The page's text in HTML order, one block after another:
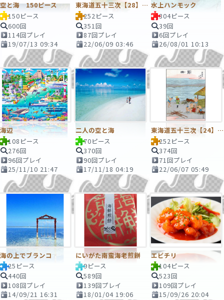
空と海 150ピース
150ピース
600回
114回プレイ
19/07/13 09:34
東海道五十三次【28】袋井
252ピース
351回
87回プレイ
22/06/09 03:46
水上ハンモック
304ピース
39回
6回プレイ
26/08/01 10:13
海辺
108ピース
276回
96回プレイ
25/11/10 21:47
二人の空と海
70ピース
370回
90回プレイ
17/11/18 04:19
東海道五十三次【24】島田
252ピース
374回
71回プレイ
22/06/07 05:49
海の上でブランコ
25ピース
440回
108回プレイ
14/09/21 16:31
にいがた南蛮海老煎餅
9ピース
589回
139回プレイ
18/01/04 19:06
エビチリ
104ピース
523回
109回プレイ
15/09/26 20:04